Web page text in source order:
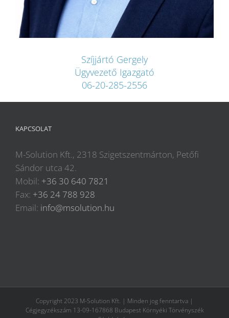
Szíjjártó Gergely
Ügyvezető Igazgató
06-20-285-2556
KAPCSOLAT
M-Solution Kft., 2318 Szigetszentmárton, Petőfi
Sándor utca 42.
Mobil: +36 30 640 7821
Fax: +36 24 788 928
Email: info@msolution.hu
Copyright 2023 M-Solution Kft. | Minden jog fenntartva |
Cégjegyzékszám 13-09-167868 Budapest Környéki Törvényszék